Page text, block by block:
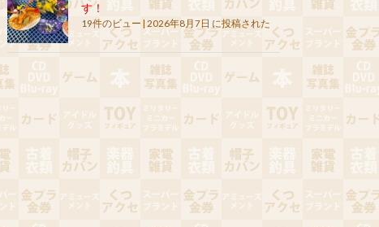
す！
19件のビュー 2026年8月7日 に投稿された